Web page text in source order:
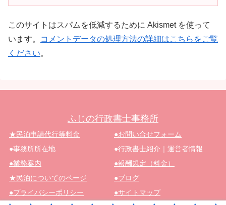
このサイトはスパムを低減するために Akismet を使って
います。
コメントデータの処理方法の詳細はこちらをご覧
ください。
ふじの行政書士事務所
★民泊申請代行等料金
●お問い合せフォーム
●事務所所在地
●行政書士紹介｜運営者情報
●業務案内
●報酬規定（料金）
★民泊についてのページ
●ブログ
●プライバシーポリシー
●サイトマップ